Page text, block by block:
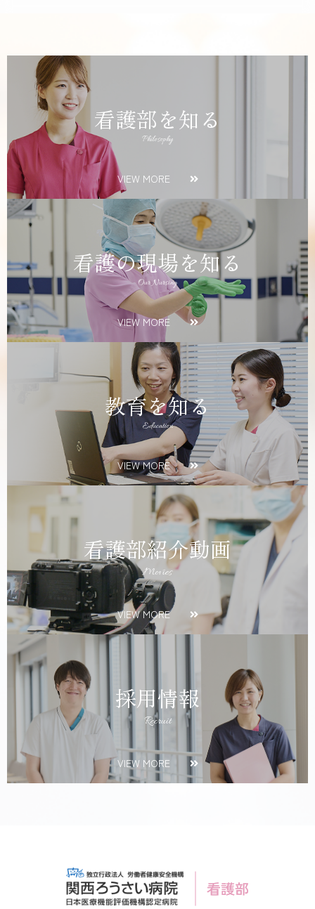
看護部を知る
Philosophy
VIEW MORE
看護の現場を知る
Our Nursing
VIEW MORE
教育を知る
Education
VIEW MORE
看護部紹介動画
Movies
VIEW MORE
採用情報
Recruit
VIEW MORE